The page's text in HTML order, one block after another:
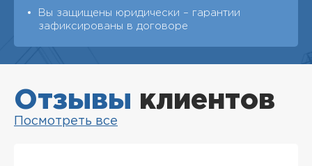
Вы защищены юридически – гарантии
зафиксированы в договоре
Отзывы клиентов
Посмотреть все